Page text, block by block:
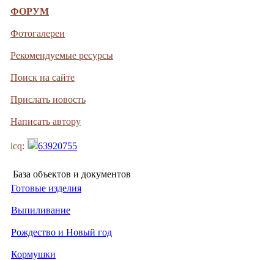
ФОРУМ
Фотогалереи
Рекомендуемые ресурсы
Поиск на сайте
Прислать новость
Написать автору
icq: 63920755
База объектов и документов
Готовые изделия
Выпиливание
Рождество и Новый год
Кормушки